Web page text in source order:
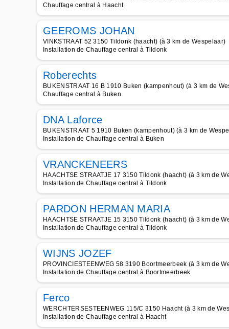
Chauffage central à Haacht
GEEROMS JOHAN
VINKSTRAAT 52 3150 Tildonk (haacht) (à 3 km de Wespelaar)
Installation de Chauffage central à Tildonk
Roberechts
BUKENSTRAAT 16 B 1910 Buken (kampenhout) (à 3 km de
Chauffage central à Buken
DNA Laforce
BUKENSTRAAT 5 1910 Buken (kampenhout) (à 3 km de
Installation de Chauffage central à Buken
VRANCKENEERS
HAACHTSE STRAATJE 17 3150 Tildonk (haacht) (à 3 km de
Installation de Chauffage central à Tildonk
PARDON HERMAN MARIA
HAACHTSE STRAATJE 15 3150 Tildonk (haacht) (à 3 km de
Installation de Chauffage central à Tildonk
WIJNS JOZEF
PROVINCIESTEENWEG 58 3190 Boortmeerbeek (à 3 km de
Installation de Chauffage central à Boortmeerbeek
Ferco
WERCHTERSESTEENWEG 115/C 3150 Haacht (à 3 km de
Installation de Chauffage central à Haacht